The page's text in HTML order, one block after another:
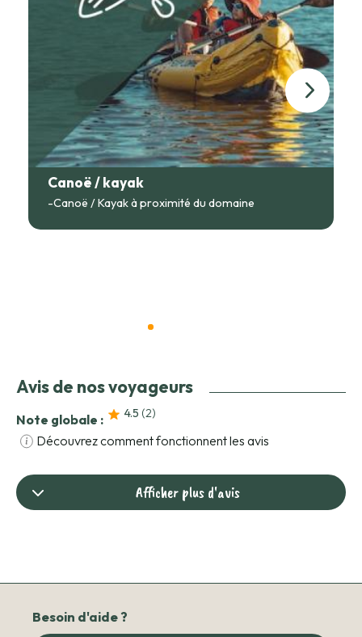
Le diner enfant composé de :
Salade de pomme de terre
Assortiment de charcuterie et crudité
Tarte aux fruits de saison
12€ par enfant, boisson incluse
Plusieurs restaurants dans les alentours :
o La Maugré à Cubry (10km)
o La Terrasse à Villersexel (10km)
o Chez Nicolas Pizzeria à Rougemont (4km)
Canoë / kayak
-Canoë / Kayak à proximité du domaine
Avis de nos voyageurs
Note globale : 4.5 (2)
Découvrez comment fonctionnent les avis
Afficher plus d'avis
Besoin d'aide ?